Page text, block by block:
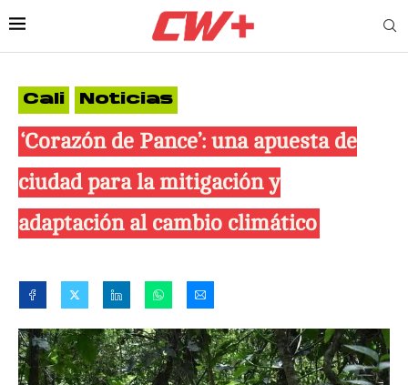
Cali Noticias
‘Corazón de Pance’: una apuesta de
ciudad para la mitigación y
adaptación al cambio climático